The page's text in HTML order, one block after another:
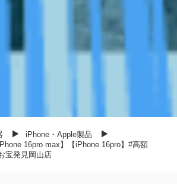
iPhone・Apple製品
iPhone 16pro max】【iPhone 16pro】#高額
宝発見岡山店